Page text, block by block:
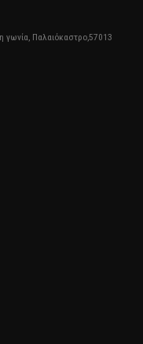
γωνία, Παλαιόκαστρο,57013